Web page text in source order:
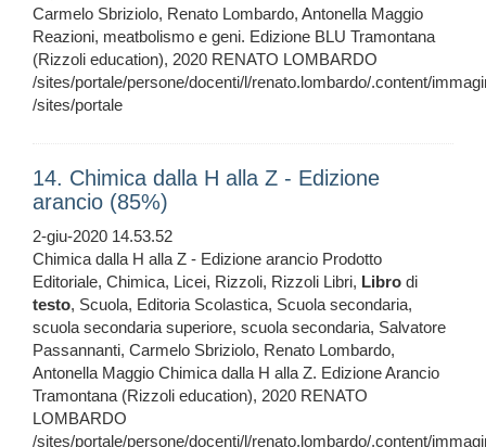
Carmelo Sbriziolo, Renato Lombardo, Antonella Maggio
Reazioni, meatbolismo e geni. Edizione BLU Tramontana
(Rizzoli education), 2020 RENATO LOMBARDO
/sites/portale/persone/docenti/l/renato.lombardo/.content/
/sites/portale
14. Chimica dalla H alla Z - Edizione
arancio (85%)
2-giu-2020 14.53.52
Chimica dalla H alla Z - Edizione arancio Prodotto
Editoriale, Chimica, Licei, Rizzoli, Rizzoli Libri, Libro di
testo, Scuola, Editoria Scolastica, Scuola secondaria,
scuola secondaria superiore, scuola secondaria, Salvatore
Passannanti, Carmelo Sbriziolo, Renato Lombardo,
Antonella Maggio Chimica dalla H alla Z. Edizione Arancio
Tramontana (Rizzoli education), 2020 RENATO
LOMBARDO
/sites/portale/persone/docenti/l/renato.lombardo/.content/